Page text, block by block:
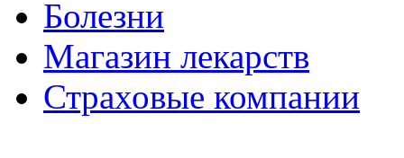
Болезни
Магазин лекарств
Страховые компании